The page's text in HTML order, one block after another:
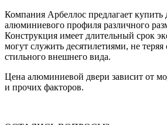
Компания Арбеллос предлагает купить
алюминиевого профиля различного
Конструкция имеет длительный срок
могут служить десятилетиями, не теряя
стильного внешнего вида.
Цена алюминиевой двери зависит от
и прочих факторов.